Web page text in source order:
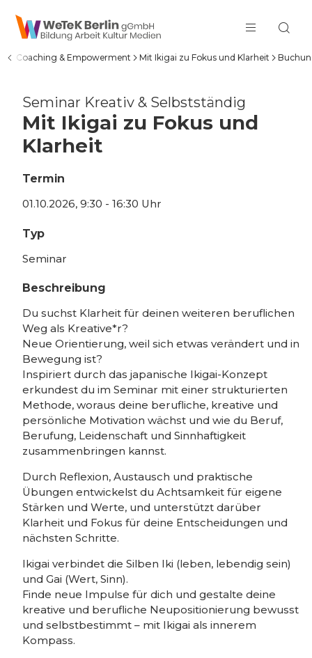
zum Inhalt springen
Coaching & Empowerment Mit Ikigai zu Fokus und Klarheit
Seminar Kreativ & Selbstständig
Mit Ikigai zu Fokus und
Klarheit
Termin
01.10.2026, 9:30 - 16:30 Uhr
Typ
Seminar
Beschreibung
Du suchst Klarheit für deinen weiteren beruflichen
Weg als Kreative*r?
Neue Orientierung, weil sich etwas verändert und in
Bewegung ist?
Inspiriert durch das japanische Ikigai-Konzept
erkundest du im Seminar mit einer strukturierten
Methode, woraus deine berufliche, kreative und
persönliche Motivation wächst und wie du Beruf,
Berufung, Leidenschaft und Sinnhaftigkeit
zusammenbringen kannst.
Durch Reflexion, Austausch und praktische
Übungen entwickelst du Achtsamkeit für eigene
Stärken und Werte, und unterstützt darüber
Klarheit und Fokus für deine Entscheidungen und
nächsten Schritte.
Ikigai verbindet die Silben Iki (leben, lebendig sein)
und Gai (Wert, Sinn).
Finde neue Impulse für dich und gestalte deine
kreative und berufliche Neupositionierung bewusst
und selbstbestimmt – mit Ikigai als innerem
Kompass.